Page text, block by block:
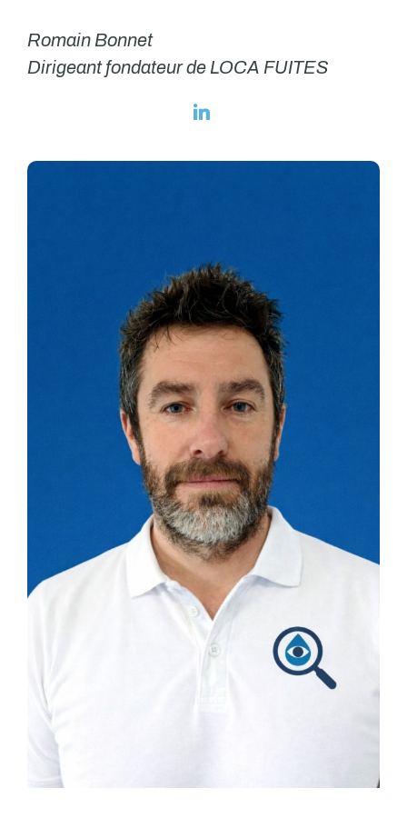
Romain Bonnet
Dirigeant fondateur de LOCA FUITES